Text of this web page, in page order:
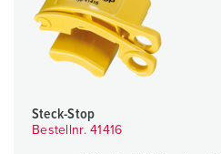
Steck-Stop
Bestellnr. 41416